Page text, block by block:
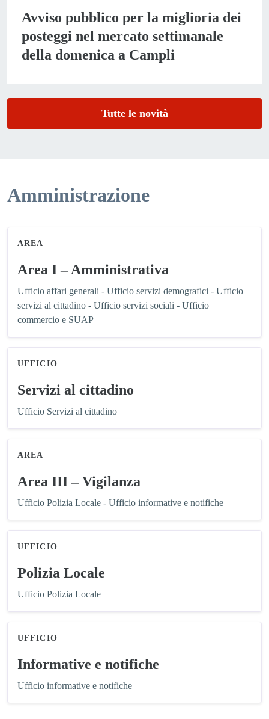
Avviso pubblico per la miglioria dei
posteggi nel mercato settimanale
della domenica a Campli
Tutte le novità
Amministrazione
AREA
Area I – Amministrativa
Ufficio affari generali - Ufficio servizi demografici - Ufficio
servizi al cittadino - Ufficio servizi sociali - Ufficio
commercio e SUAP
UFFICIO
Servizi al cittadino
Ufficio Servizi al cittadino
AREA
Area III – Vigilanza
Ufficio Polizia Locale - Ufficio informative e notifiche
UFFICIO
Polizia Locale
Ufficio Polizia Locale
UFFICIO
Informative e notifiche
Ufficio informative e notifiche